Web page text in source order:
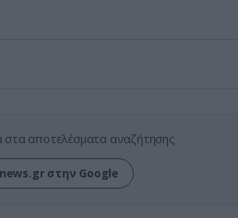
αποτελέσματα αναζήτησης
στην Google